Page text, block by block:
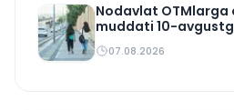
Nodavlat OTMlarga
muddati 10-
07.08.2026